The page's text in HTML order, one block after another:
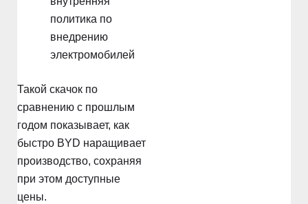
политика по
внедрению
электромобилей
Такой скачок по
сравнению с прошлым
годом показывает, как
быстро BYD наращивает
производство, сохраняя
при этом доступные
цены.